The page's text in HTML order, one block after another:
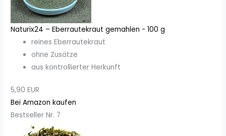
Naturix24 – Eberrautekraut gemahlen - 100 g
reines Eberrautekraut
ohne Zusätze
aus kontrollierter Herkunft
5,90 EUR
Bei Amazon kaufen
Bestseller Nr. 7